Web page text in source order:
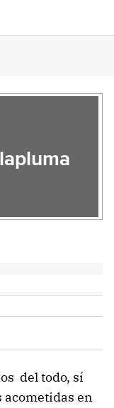
del todo, sí
acometidas en